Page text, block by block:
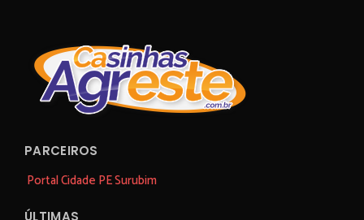
PARCEIROS
Portal Cidade PE Surubim
ÚLTIMAS